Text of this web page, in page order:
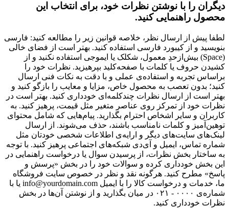
دیگران را با نوشتن نظرات خود، برای انتخاب این
محصول راهنمایی کنید.
لطفا پیش از ارسال نظر، خلاصه قوانین زیر را مطالعه کنید: فارسی
بنویسید و از کیبورد فارسی استفاده کنید. بهتر است از فضای خالی
(Space) بیش‌از‌حدِ معمول، شکلک یا ایموجی استفاده نکنید و از
کشیدن حروف یا کلمات با صفحه‌کلید بپرهیزید. نظرات خود را
براساس تجربه و استفاده‌ی عملی و با دقت به نکات فنی ارسال
کنید؛ بدون تعصب به محصول خاص، مزایا و معایب را بازگو کنید و
بهتر است از ارسال نظرات چندکلمه‌‌ای خودداری کنید. بهتر است در
نظرات خود از تمرکز روی عناصر متغیر مثل قیمت، پرهیز کنید. به
کاربران و سایر اشخاص احترام بگذارید. پیام‌هایی که شامل محتوای
توهین‌آمیز و کلمات نامناسب باشند، حذف می‌شوند. از ارسال
لینک‌های سایت‌های دیگر و ارایه‌ی اطلاعات شخصی خودتان مثل
شماره تماس، ایمیل و آی‌دی شبکه‌های اجتماعی پرهیز کنید. با توجه
به ساختار بخش نظرات، از پرسیدن سوال یا درخواست راهنمایی در
این بخش خودداری کرده و سوالات خود را در بخش «پرسش و
پاسخ» مطرح کنید. هرگونه نقد و نظر در خصوص سایت فروشگاه
ما، خدمات و درخواست کالا را با ایمیل info@yourdomain.com یا با
شماره‌ی ۰۰۰۰ - ۰۲۱ در میان بگذارید و از نوشتن آن‌ها در بخش
نظرات خودداری کنید.